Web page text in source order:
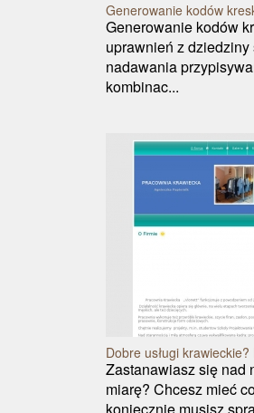
Generowanie kodów
Generowanie kodów
uprawnień z
nadawania
kombinac...
Dobre usługi
Zastanawiasz się nad
miarę? Chcesz mieć